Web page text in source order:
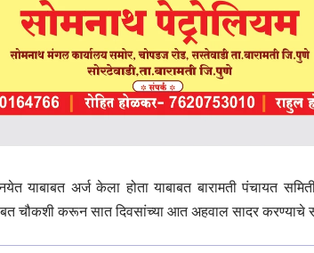
याबाबत अर्ज केला होता याबाबत बारामती पंचायत
चौकशी करून सात दिवसांच्या आत अहवाल सादर